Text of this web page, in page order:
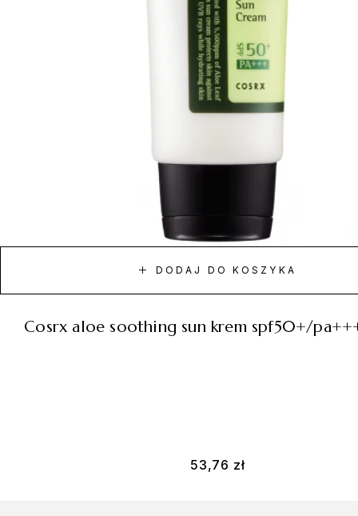
DODAJ DO KOSZYKA
cosrx aloe soothing sun krem spf50+/
53,76 zł